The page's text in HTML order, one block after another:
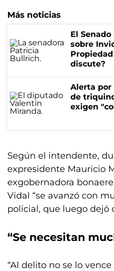
Más noticias
El
sobre
discute?
Alerta por
de
exigen
Según el intendente,
expresidente Mauricio
exgobernadora
Vidal “se avanzó con
policial, que luego dejó
“Se necesitan
“Al delito no se lo